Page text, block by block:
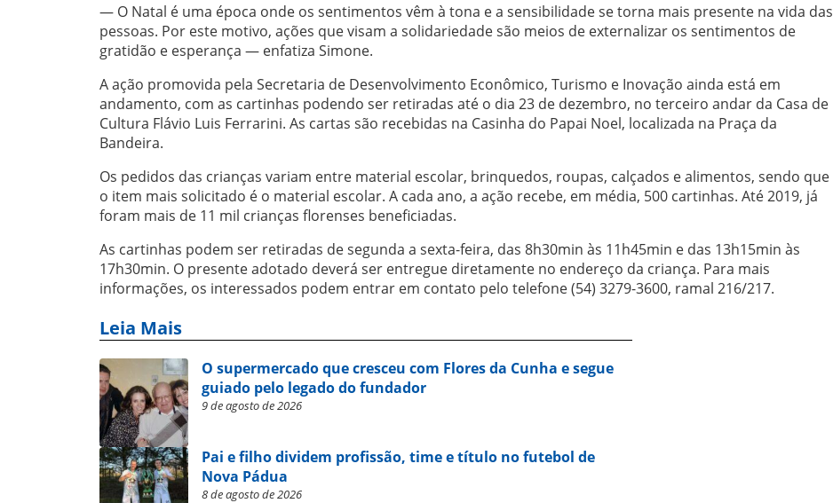
— O Natal é uma época onde os sentimentos vêm à tona e a sensibilidade se torna mais presente na vida das
pessoas. Por este motivo, ações que visam a solidariedade são meios de externalizar os sentimentos de
gratidão e esperança — enfatiza Simone.
A ação promovida pela Secretaria de Desenvolvimento Econômico, Turismo e Inovação ainda está em
andamento, com as cartinhas podendo ser retiradas até o dia 23 de dezembro, no terceiro andar da Casa de
Cultura Flávio Luis Ferrarini. As cartas são recebidas na Casinha do Papai Noel, localizada na Praça da
Bandeira.
Os pedidos das crianças variam entre material escolar, brinquedos, roupas, calçados e alimentos, sendo que
o item mais solicitado é o material escolar. A cada ano, a ação recebe, em média, 500 cartinhas. Até 2019, já
foram mais de 11 mil crianças florenses beneficiadas.
As cartinhas podem ser retiradas de segunda a sexta-feira, das 8h30min às 11h45min e das 13h15min às
17h30min. O presente adotado deverá ser entregue diretamente no endereço da criança. Para mais
informações, os interessados podem entrar em contato pelo telefone (54) 3279-3600, ramal 216/217.
Leia Mais
O supermercado que cresceu com Flores da Cunha e segue
guiado pelo legado do fundador
9 de agosto de 2026
Pai e filho dividem profissão, time e título no futebol de
Nova Pádua
8 de agosto de 2026